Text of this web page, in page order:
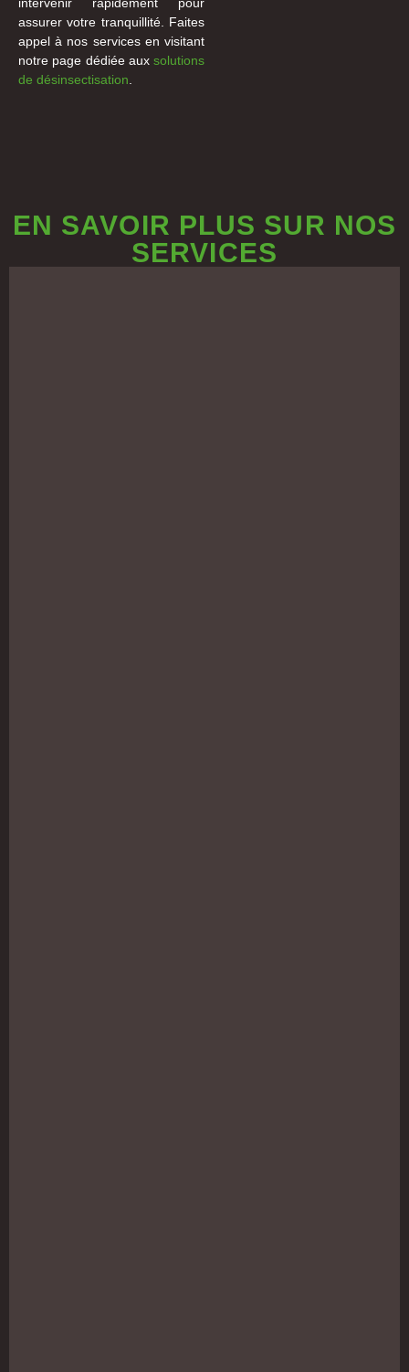
assurer votre tranquillité. Faites
appel à nos services en visitant
notre page dédiée aux solutions
de désinsectisation
EN SAVOIR PLUS SUR NOS
SERVICES